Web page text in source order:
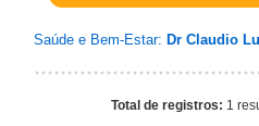
Saúde e Bem-Estar: Dr Claudio
Total de registros: 1